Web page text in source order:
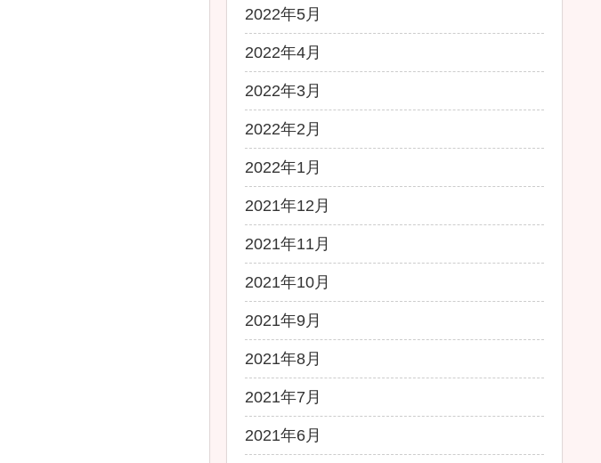
2022年5月
2022年4月
2022年3月
2022年2月
2022年1月
2021年12月
2021年11月
2021年10月
2021年9月
2021年8月
2021年7月
2021年6月